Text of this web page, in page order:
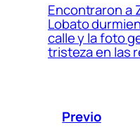
Encontraron a
Lobato
calle y la foto
tristeza en las
Previo